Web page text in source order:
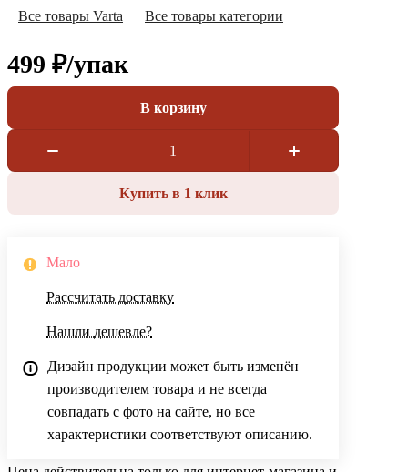
Все товары Varta Все товары категории
499 ₽/упак
В корзину
Купить в 1 клик
Мало
Рассчитать доставку
Нашли дешевле?
Дизайн продукции может быть изменён
производителем товара и не всегда
совпадать с фото на сайте, но все
характеристики соответствуют описанию.